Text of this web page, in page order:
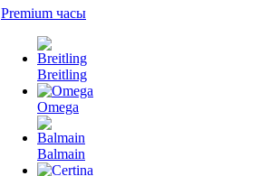
Premium часы
Breitling
Omega
Balmain